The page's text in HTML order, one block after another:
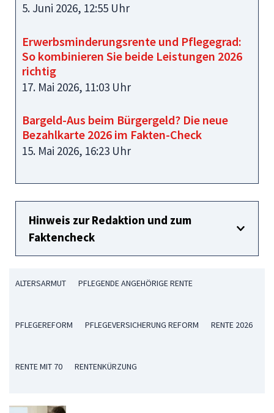
5. Juni 2026, 12:55 Uhr
Erwerbsminderungsrente und Pflegegrad:
So kombinieren Sie beide Leistungen 2026
richtig
17. Mai 2026, 11:03 Uhr
Bargeld-Aus beim Bürgergeld? Die neue
Bezahlkarte 2026 im Fakten-Check
15. Mai 2026, 16:23 Uhr
Hinweis zur Redaktion und zum
Faktencheck
ALTERSARMUT PFLEGENDE ANGEHÖRIGE RENTE
PFLEGEREFORM PFLEGEVERSICHERUNG REFORM RENTE 2026
RENTE MIT 70 RENTENKÜRZUNG